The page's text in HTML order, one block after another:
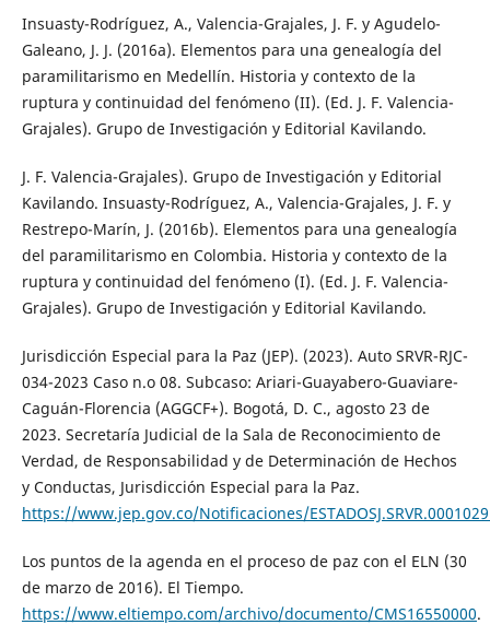
Insuasty-Rodríguez, A., Valencia-Grajales, J. F. y Agudelo-
Galeano, J. J. (2016a). Elementos para una genealogía del
paramilitarismo en Medellín. Historia y contexto de la
ruptura y continuidad del fenómeno (II). (Ed. J. F. Valencia-
Grajales). Grupo de Investigación y Editorial Kavilando.
J. F. Valencia-Grajales). Grupo de Investigación y Editorial
Kavilando. Insuasty-Rodríguez, A., Valencia-Grajales, J. F. y
Restrepo-Marín, J. (2016b). Elementos para una genealogía
del paramilitarismo en Colombia. Historia y contexto de la
ruptura y continuidad del fenómeno (I). (Ed. J. F. Valencia-
Grajales). Grupo de Investigación y Editorial Kavilando.
Jurisdicción Especial para la Paz (JEP). (2023). Auto SRVR-RJC-
034-2023 Caso n.o 08. Subcaso: Ariari-Guayabero-Guaviare-
Caguán-Florencia (AGGCF+). Bogotá, D. C., agosto 23 de
2023. Secretaría Judicial de la Sala de Reconocimiento de
Verdad, de Responsabilidad y de Determinación de Hechos
y Conductas, Jurisdicción Especial para la Paz.
https://www.jep.gov.co/Notificaciones/
Los puntos de la agenda en el proceso de paz con el ELN (30
de marzo de 2016). El Tiempo.
https://www.eltiempo.com/archivo/documento/CMS16550000.